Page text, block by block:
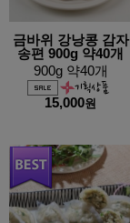
금바위 강낭콩 감자
송편 900g 약40개
900g 약40개
15,000원